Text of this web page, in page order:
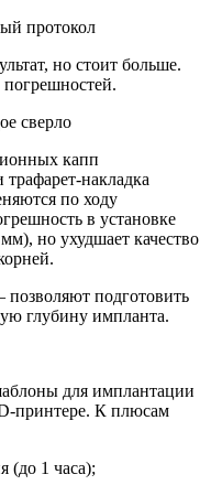
но стоит больше.
капп
накладка
по ходу
в установке
но ухудшает качество
подготовить
глубину импланта.
для имплантации
принтере. К плюсам
(до 1 часа);